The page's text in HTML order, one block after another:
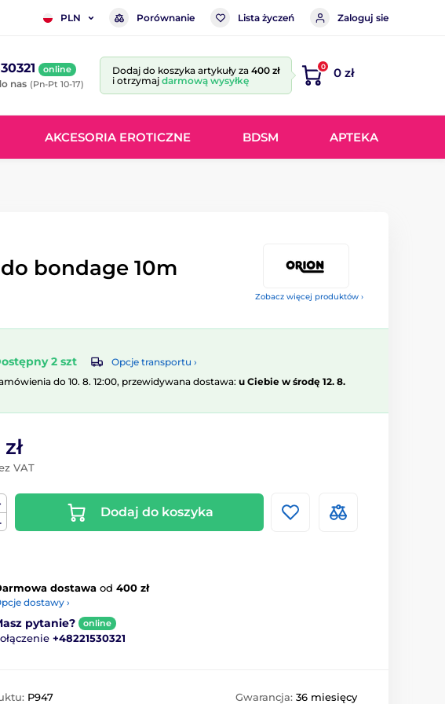
PLN Porównanie Lista życzeń Zaloguj sie
online
nas (Pn-Pt 10-17)
Dodaj do koszyka artykuły za 400 zł
i otrzymaj darmową wysyłkę
0 0 zł
AKCESORIA EROTICZNE BDSM APTEKA
Zobacz więcej produktów ›
bondage 10m
2 szt
Opcje transportu ›
do 10. 8. 12:00, przewidywana dostawa: u Ciebie w środę 12. 8.
VAT
Dodaj do koszyka
dostawa od 400 zł
dostawy ›
pytanie? online
+48221530321
P947 Gwarancja: 36 miesięcy